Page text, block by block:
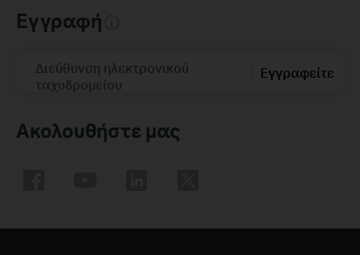
Εγγραφή
Διεύθυνση ηλεκτρονικού
ταχυδρομείου
Εγγραφείτε
Ακολουθήστε μας